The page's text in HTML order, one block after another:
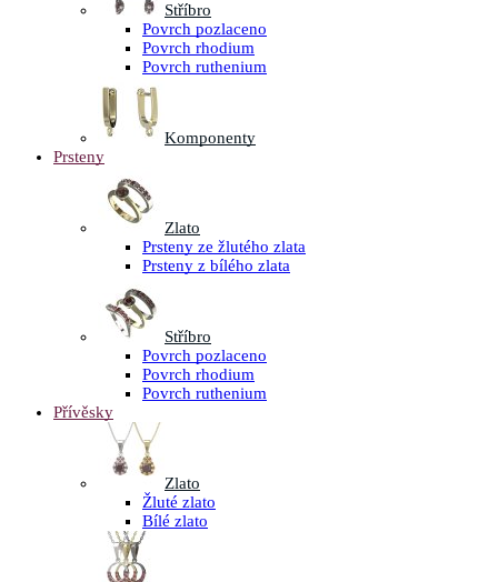
Stříbro
Povrch pozlaceno
Povrch rhodium
Povrch ruthenium
Komponenty
Prsteny
Zlato
Prsteny ze žlutého zlata
Prsteny z bílého zlata
Stříbro
Povrch pozlaceno
Povrch rhodium
Povrch ruthenium
Přívěsky
Zlato
Žluté zlato
Bílé zlato